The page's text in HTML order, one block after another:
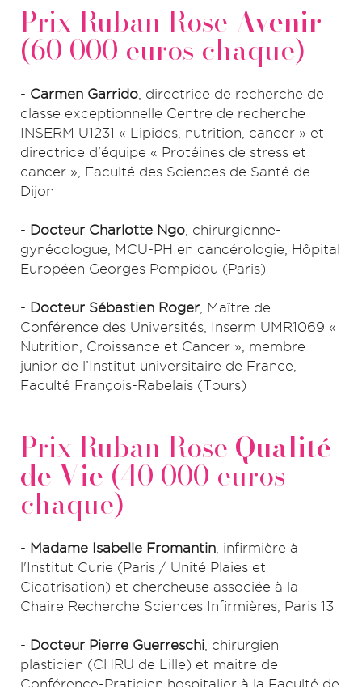
Prix Ruban Rose Avenir
(60 000 euros chaque)
- Carmen Garrido , directrice de recherche de
classe exceptionnelle Centre de recherche
INSERM U1231 « Lipides, nutrition, cancer » et
directrice d'équipe « Protéines de stress et
cancer », Faculté des Sciences de Santé de
Dijon
- Docteur Charlotte Ngo , chirurgienne-
gynécologue, MCU-PH en cancérologie, Hôpital
Européen Georges Pompidou (Paris)
- Docteur Sébastien Roger , Maître de
Conférence des Universités, Inserm UMR1069 «
Nutrition, Croissance et Cancer », membre
junior de l’Institut universitaire de France,
Faculté François-Rabelais (Tours)
Prix Ruban Rose Qualité
de Vie (40 000 euros
chaque)
- Madame Isabelle Fromantin , infirmière à
l'Institut Curie (Paris / Unité Plaies et
Cicatrisation) et chercheuse associée à la
Chaire Recherche Sciences Infirmières, Paris 13
- Docteur Pierre Guerreschi , chirurgien
plasticien (CHRU de Lille) et maitre de
Conférence-Praticien hospitalier à la Faculté de